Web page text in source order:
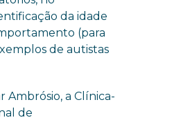
da idade
(para
de autistas
Ambrósio, a Clínica-
de